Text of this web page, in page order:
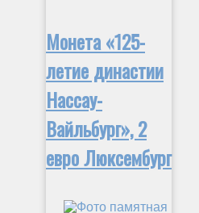
Монета «125-
летие династии
Нассау-
Вайльбург», 2
евро Люксембург